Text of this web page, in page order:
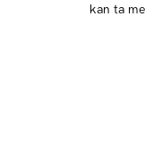
kan ta